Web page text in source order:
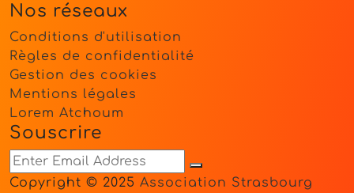
Nos réseaux
Conditions d'utilisation
Règles de confidentialité
Gestion des cookies
Mentions légales
Lorem Atchoum
Souscrire
Copyright © 2025 Association Strasbourg